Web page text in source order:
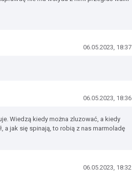
06.05.2023, 18:37
06.05.2023, 18:36
Wiedzą kiedy można zluzować, a kiedy
a jak się spinają, to robią z nas marmoladę
06.05.2023, 18:32